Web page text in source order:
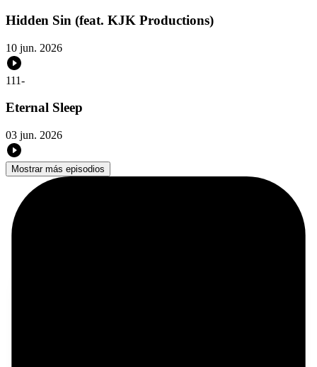
Hidden Sin (feat. KJK Productions)
10 jun. 2026
111-
Eternal Sleep
03 jun. 2026
Mostrar más episodios